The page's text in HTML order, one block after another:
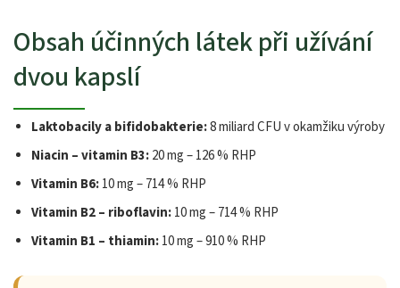
Obsah účinných látek při užívání
dvou kapslí
Laktobacily a bifidobakterie:8 miliard CFU v okamžiku výroby
Niacin – vitamin B3:20 mg – 126 % RHP
Vitamin B6:10 mg – 714 % RHP
Vitamin B2 – riboflavin:10 mg – 714 % RHP
Vitamin B1 – thiamin:10 mg – 910 % RHP